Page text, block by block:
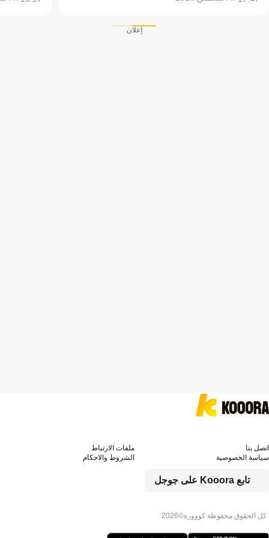
إعلان
كل الحقوق محفوظة كووورة©2026
تابع Kooora على جوجل
اتصل بنا
ملفات الارتباط
سياسة الخصوصية
الشروط والاحكام